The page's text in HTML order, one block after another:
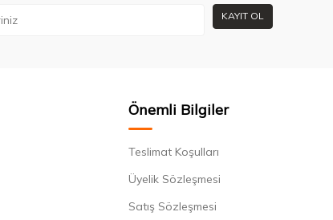
KAYIT OL
Önemli Bilgiler
Teslimat Koşulları
Üyelik Sözleşmesi
Satış Sözleşmesi